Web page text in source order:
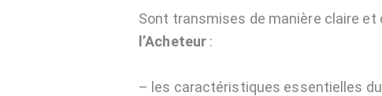
Sont transmises de manière claire
l’Acheteur :
– les caractéristiques essentielles